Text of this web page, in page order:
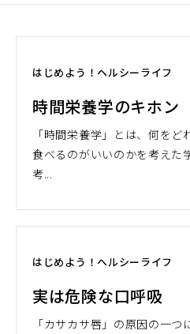
はじめよう！ヘルシーライフ
時間栄養学のキホン
「時間栄養学」とは、何を
食べるのがいいのかを考えた
考...
はじめよう！ヘルシーライフ
実は危険な口呼吸
「カサカサ唇」の原因の一